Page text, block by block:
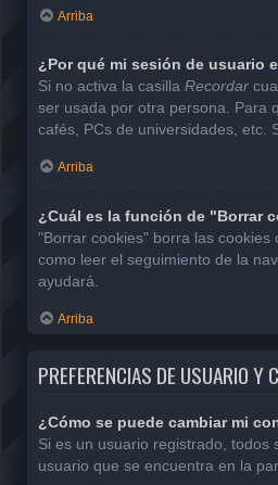
Arriba
¿Por qué mi sesión de usuario
Si no activa la casilla Recordar
ser usada por otra persona. Para
cafés, PCs de universidades, etc.
Arriba
¿Cuál es la función de "Borrar
"Borrar cookies" borra las
como leer el seguimiento de la
ayudará.
Arriba
PREFERENCIAS DE USUARIO Y
¿Cómo se puede cambiar mi
Si es un usuario registrado, todos
usuario que se encuentra en la